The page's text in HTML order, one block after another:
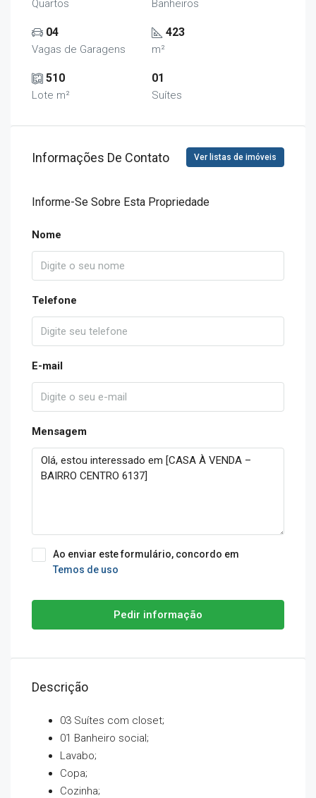
Quartos Banheiros
04
Vagas de Garagens
423
m²
510
Lote m²
01
Suítes
Informações De Contato Ver listas de imóveis
Informe-Se Sobre Esta Propriedade
Nome
Telefone
E-mail
Mensagem
Ao enviar este formulário, concordo em
Temos de uso
Pedir informação
Descrição
03 Suítes com closet;
01 Banheiro social;
Lavabo;
Copa;
Cozinha;